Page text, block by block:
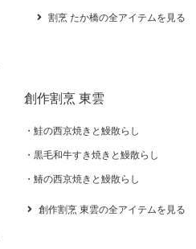
割烹 たか橋の全アイテムを見る
創作割烹 東雲
鮭の西京焼きと鰻散らし
黒毛和牛すき焼きと鰻散らし
鰆の西京焼きと鰻散らし
創作割烹 東雲の全アイテムを見る